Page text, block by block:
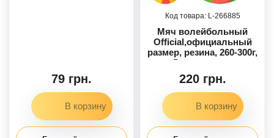
79 грн.
266885
Мяч волейбольный
Official,официальный
размер, резина, 260-300г,
5 цветов, кул
220 грн.